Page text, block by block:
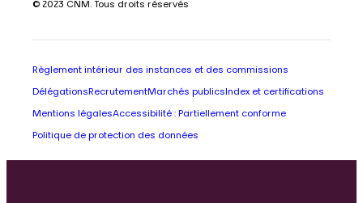
© 2023 CNM. Tous droits réservés
Règlement intérieur des instances et des commissions
Délégations RecrutementMarchés publics Index et certifications
Mentions légalesAccessibilité : Partiellement conforme
Politique de protection des données